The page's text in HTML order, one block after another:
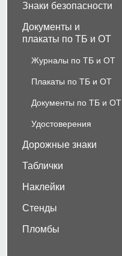
Знаки безопасности
Документы и
плакаты по ТБ и ОТ
Журналы по ТБ и ОТ
Плакаты по ТБ и ОТ
Документы по ТБ и ОТ
Удостоверения
Дорожные знаки
Таблички
Наклейки
Стенды
Пломбы